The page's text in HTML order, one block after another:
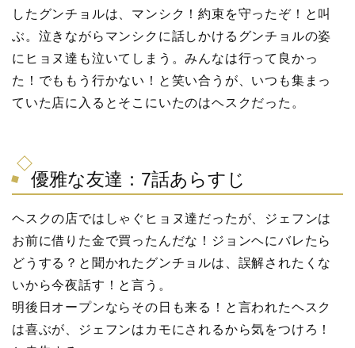
したグンチョルは、マンシク！約束を守ったぞ！と叫
ぶ。泣きながらマンシクに話しかけるグンチョルの姿
にヒョヌ達も泣いてしまう。みんなは行って良かっ
た！でももう行かない！と笑い合うが、いつも集まっ
ていた店に入るとそこにいたのはヘスクだった。
優雅な友達：7話あらすじ
ヘスクの店ではしゃぐヒョヌ達だったが、ジェフンは
お前に借りた金で買ったんだな！ジョンヘにバレたら
どうする？と聞かれたグンチョルは、誤解されたくな
いから今夜話す！と言う。
明後日オープンならその日も来る！と言われたヘスク
は喜ぶが、ジェフンはカモにされるから気をつけろ！